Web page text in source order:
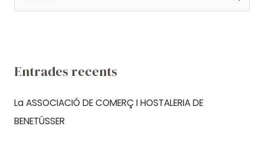
e
Entrades recents
La ASSOCIACIÓ DE COMERÇ I HOSTALERIA DE
BENETÚSSER